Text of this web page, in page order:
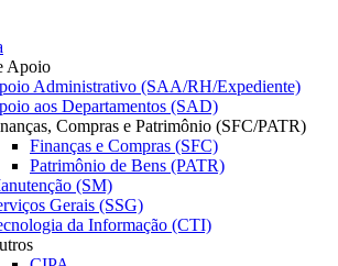
Apoio
Administrativo (SAA/RH/Expediente)
aos Departamentos (SAD)
Compras e Patrimônio (SFC/PATR)
Finanças e Compras (SFC)
Patrimônio de Bens (PATR)
(SM)
Gerais (SSG)
da Informação (CTI)